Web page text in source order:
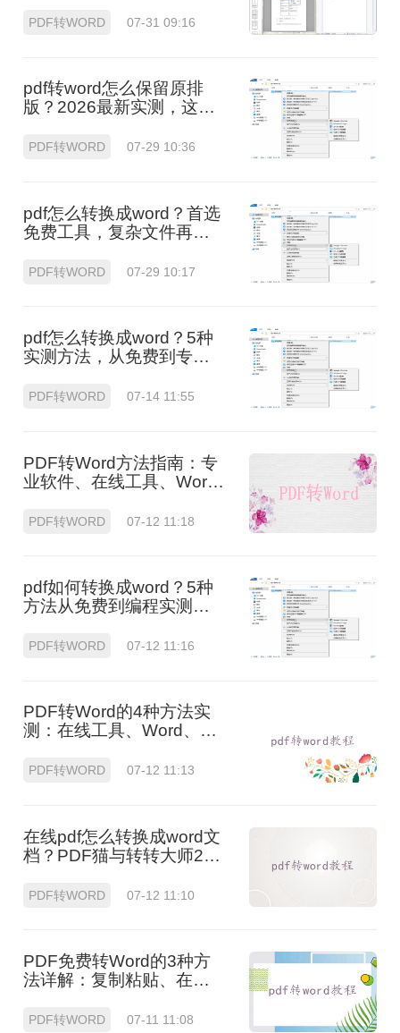
PDF转WORD 07-31 09:16
pdf转word怎么保留原排
版？2026最新实测，这5
定！
PDF转WORD 07-29 10:36
pdf怎么转换成word？首选
免费工具，复杂文件再上
PDF转WORD 07-29 10:17
pdf怎么转换成word？5种
实测方法，从免费到专业
PDF转WORD 07-14 11:55
PDF转Word方法指南：专
业软件、在线工具、Word
比！
PDF转WORD 07-12 11:18
pdf如何转换成word？5种
方法从免费到编程实测对
PDF转WORD 07-12 11:16
PDF转Word的4种方法实
测：在线工具、Word、
比！！
PDF转WORD 07-12 11:13
在线pdf怎么转换成word文
档？PDF猫与转转大师2种
对比！
PDF转WORD 07-12 11:10
PDF免费转Word的3种方
法详解：复制粘贴、在线
对比！
PDF转WORD 07-11 11:08